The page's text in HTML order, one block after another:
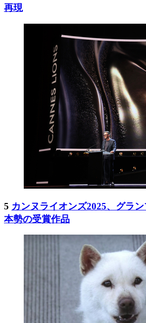
再現
5 カンヌライオンズ2025、グラ
本勢の受賞作品